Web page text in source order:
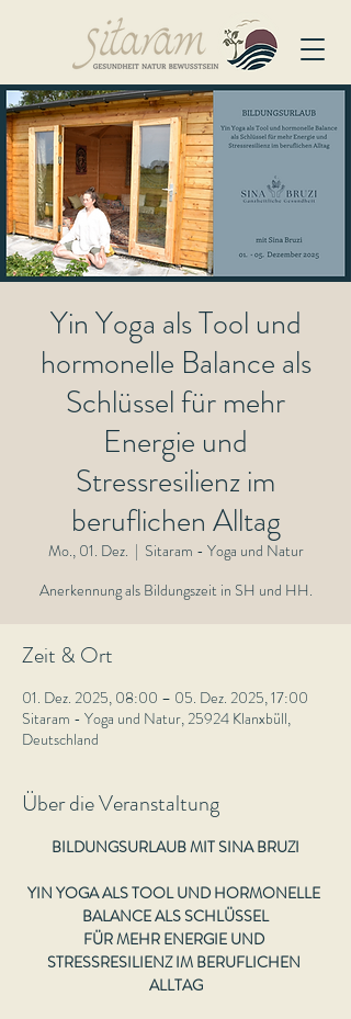
Yin Yoga als Tool und
hormonelle Balance als
Schlüssel für mehr
Energie und
Stressresilienz im
beruflichen Alltag
Mo., 01. Dez.
  |
Sitaram - Yoga und Natur
Anerkennung als Bildungszeit in SH und HH.
Zeit & Ort
01. Dez. 2025, 08:00 – 05. Dez. 2025, 17:00
Sitaram - Yoga und Natur, 25924 Klanxbüll,
Deutschland
Über die Veranstaltung
BILDUNGSURLAUB MIT SINA BRUZI
YIN YOGA ALS TOOL UND HORMONELLE
BALANCE ALS SCHLÜSSEL
FÜR MEHR ENERGIE UND
STRESSRESILIENZ IM BERUFLICHEN
ALLTAG